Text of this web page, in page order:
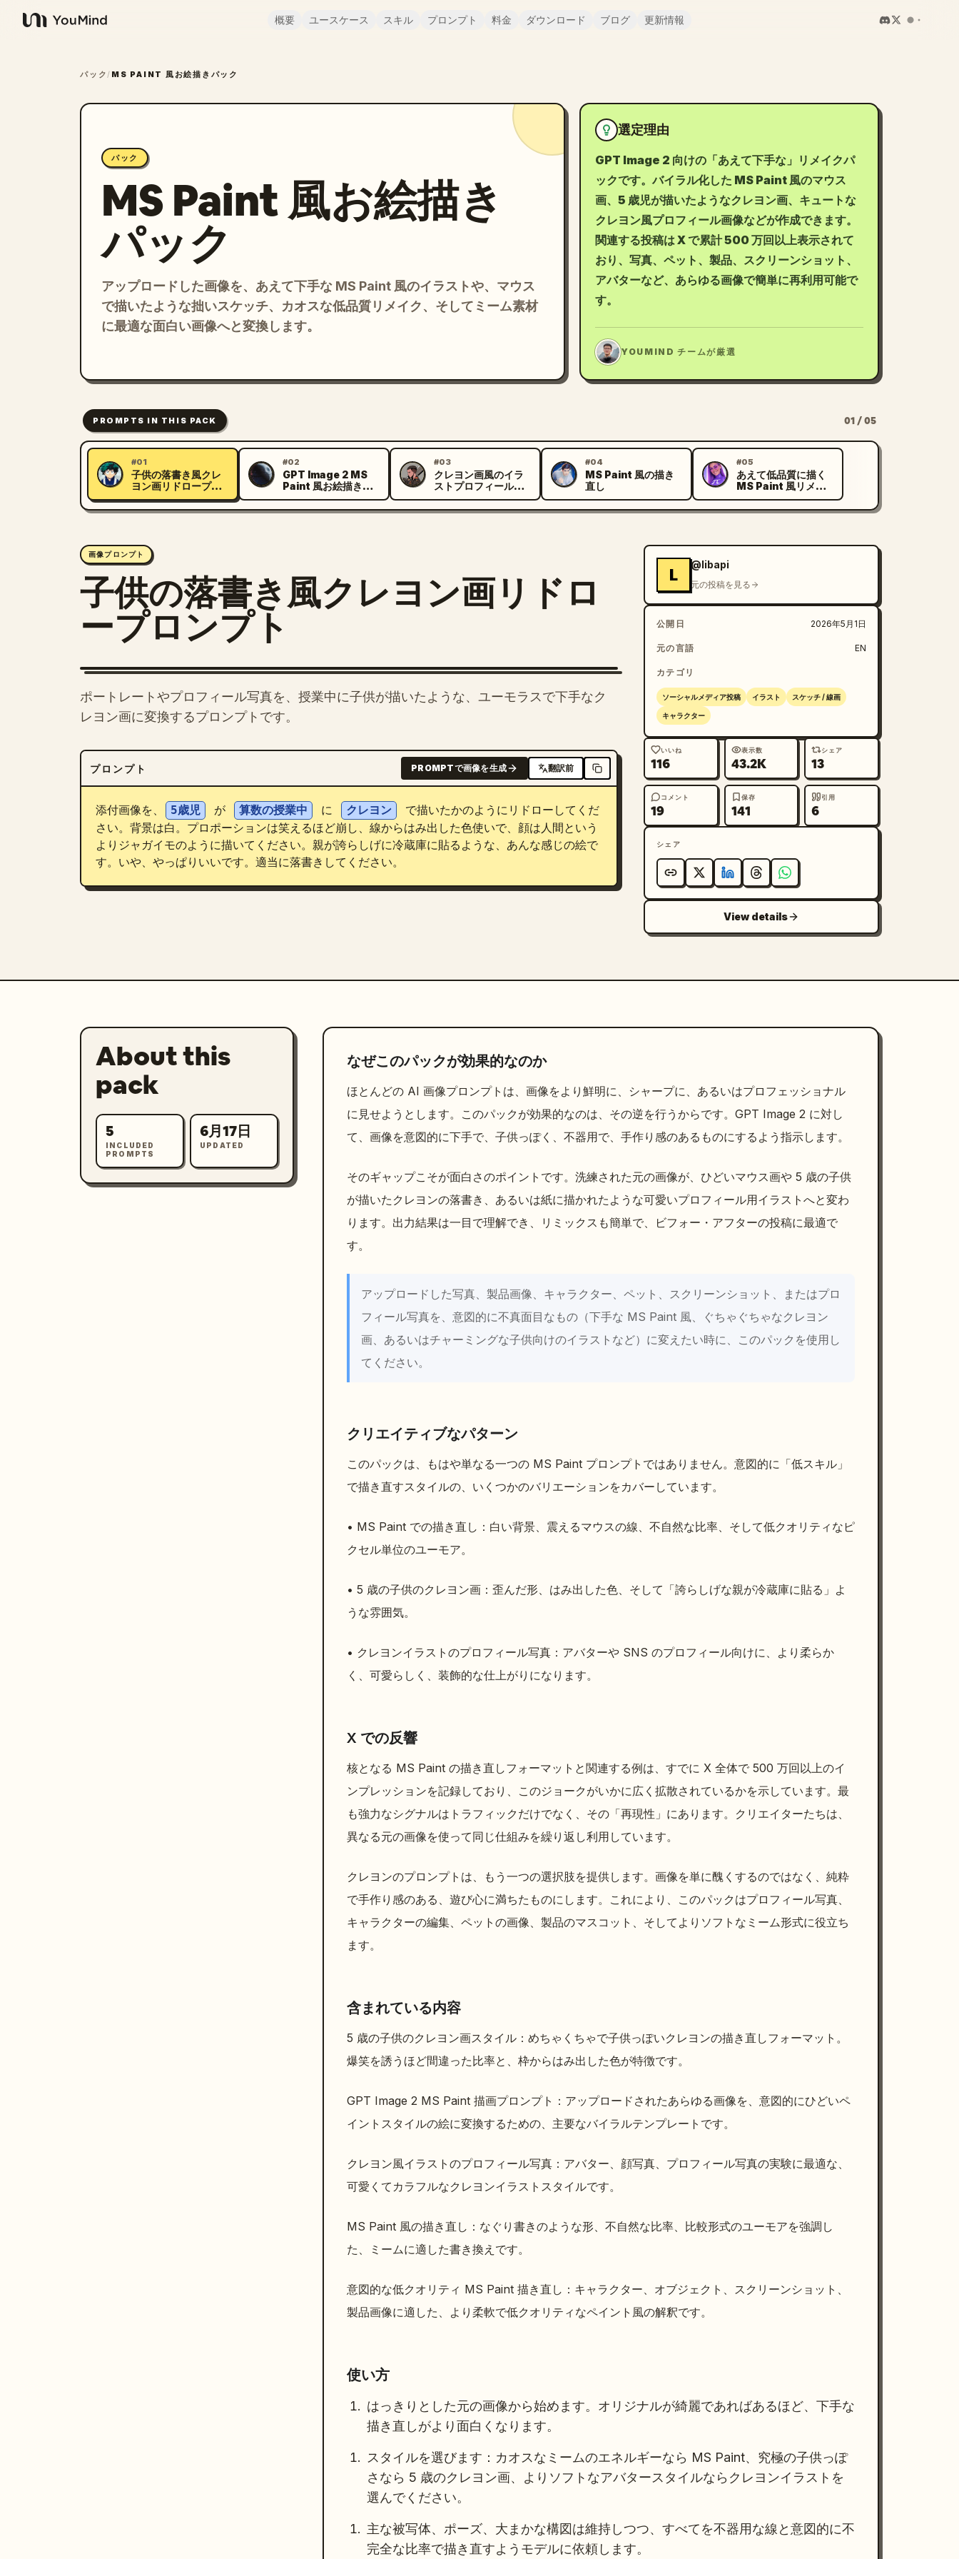
YouMind
概要 ユースケース スキル プロンプト 料金 ダウンロード ブログ 更新情報
パック / MS PAINT 風お絵描きパック
パック
MS Paint 風お絵描き
パック
アップロードした画像を、あえて下手な MS Paint 風のイラストや、マウス
で描いたような拙いスケッチ、カオスな低品質リメイク、そしてミーム素材
に最適な面白い画像へと変換します。
選定理由
GPT Image 2 向けの「あえて下手な」リメイクパ
ックです。バイラル化した MS Paint 風のマウス
画、5 歳児が描いたようなクレヨン画、キュートな
クレヨン風プロフィール画像などが作成できます。
関連する投稿は X で累計 500 万回以上表示されて
おり、写真、ペット、製品、スクリーンショット、
アバターなど、あらゆる画像で簡単に再利用可能で
す。
JL YOUMIND チームが厳選
PROMPTS IN THIS PACK 01 / 05
L
#01
子供の落書き風クレ
ヨン画リドロープロ
ンプト
C
#02
GPT Image 2 MS
Paint 風お絵描きプ
ロンプト
M
#03
クレヨン画風のイラ
ストプロフィール画
像
J
#04
MS Paint 風の描き
直し
P
#05
あえて低品質に描く
MS Paint 風リメイ
ク
画像プロンプト
子供の落書き風クレヨン画リドロ
ープロンプト
ポートレートやプロフィール写真を、授業中に子供が描いたような、ユーモラスで下手なク
レヨン画に変換するプロンプトです。
プロンプト PROMPTで画像を生成 翻訳前
添付画像を、 5歳児 が 算数の授業中 に クレヨン
で描いたかのようにリドローしてくだ
さい。背景は白。プロポーションは笑えるほど崩し、線からはみ出した色使いで、顔は人間という
よりジャガイモのように描いてください。親が誇らしげに冷蔵庫に貼るような、あんな感じの絵で
す。いや、やっぱりいいです。適当に落書きしてください。
L
@libapi
元の投稿を見る
公開日 2026年5月1日
元の言語 EN
カテゴリ
ソーシャルメディア投稿 イラスト スケッチ / 線画
キャラクター
いいね
116
表示数
43.2K
シェア
13
コメント
19
保存
141
引用
6
シェア
View details
About this
pack
5
INCLUDED
PROMPTS
6月17日
UPDATED
なぜこのパックが効果的なのか
ほとんどの AI 画像プロンプトは、画像をより鮮明に、シャープに、あるいはプロフェッショナル
に見せようとします。このパックが効果的なのは、その逆を行うからです。GPT Image 2 に対し
て、画像を意図的に下手で、子供っぽく、不器用で、手作り感のあるものにするよう指示します。
そのギャップこそが面白さのポイントです。洗練された元の画像が、ひどいマウス画や 5 歳の子供
が描いたクレヨンの落書き、あるいは紙に描かれたような可愛いプロフィール用イラストへと変わ
ります。出力結果は一目で理解でき、リミックスも簡単で、ビフォー・アフターの投稿に最適で
す。
アップロードした写真、製品画像、キャラクター、ペット、スクリーンショット、またはプロ
フィール写真を、意図的に不真面目なもの（下手な MS Paint 風、ぐちゃぐちゃなクレヨン
画、あるいはチャーミングな子供向けのイラストなど）に変えたい時に、このパックを使用し
てください。
クリエイティブなパターン
このパックは、もはや単なる一つの MS Paint プロンプトではありません。意図的に「低スキル」
で描き直すスタイルの、いくつかのバリエーションをカバーしています。
• MS Paint での描き直し：白い背景、震えるマウスの線、不自然な比率、そして低クオリティなピ
クセル単位のユーモア。
• 5 歳の子供のクレヨン画：歪んだ形、はみ出した色、そして「誇らしげな親が冷蔵庫に貼る」よ
うな雰囲気。
• クレヨンイラストのプロフィール写真：アバターや SNS のプロフィール向けに、より柔らか
く、可愛らしく、装飾的な仕上がりになります。
X での反響
核となる MS Paint の描き直しフォーマットと関連する例は、すでに X 全体で 500 万回以上のイ
ンプレッションを記録しており、このジョークがいかに広く拡散されているかを示しています。最
も強力なシグナルはトラフィックだけでなく、その「再現性」にあります。クリエイターたちは、
異なる元の画像を使って同じ仕組みを繰り返し利用しています。
クレヨンのプロンプトは、もう一つの選択肢を提供します。画像を単に醜くするのではなく、純粋
で手作り感のある、遊び心に満ちたものにします。これにより、このパックはプロフィール写真、
キャラクターの編集、ペットの画像、製品のマスコット、そしてよりソフトなミーム形式に役立ち
ます。
含まれている内容
5 歳の子供のクレヨン画スタイル：めちゃくちゃで子供っぽいクレヨンの描き直しフォーマット。
爆笑を誘うほど間違った比率と、枠からはみ出した色が特徴です。
GPT Image 2 MS Paint 描画プロンプト：アップロードされたあらゆる画像を、意図的にひどいペ
イントスタイルの絵に変換するための、主要なバイラルテンプレートです。
クレヨン風イラストのプロフィール写真：アバター、顔写真、プロフィール写真の実験に最適な、
可愛くてカラフルなクレヨンイラストスタイルです。
MS Paint 風の描き直し：なぐり書きのような形、不自然な比率、比較形式のユーモアを強調し
た、ミームに適した書き換えです。
意図的な低クオリティ MS Paint 描き直し：キャラクター、オブジェクト、スクリーンショット、
製品画像に適した、より柔軟で低クオリティなペイント風の解釈です。
使い方
はっきりとした元の画像から始めます。オリジナルが綺麗であればあるほど、下手な
描き直しがより面白くなります。
スタイルを選びます：カオスなミームのエネルギーなら MS Paint、究極の子供っぽ
さなら 5 歳のクレヨン画、よりソフトなアバタースタイルならクレヨンイラストを
選んでください。
主な被写体、ポーズ、大まかな構図は維持しつつ、すべてを不器用な線と意図的に不
完全な比率で描き直すようモデルに依頼します。